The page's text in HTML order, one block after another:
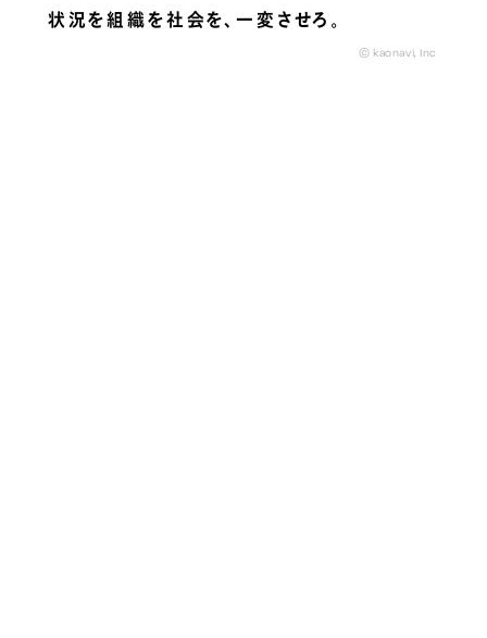
状況を組織を社会を、一変させろ。
© kaonavi, Inc